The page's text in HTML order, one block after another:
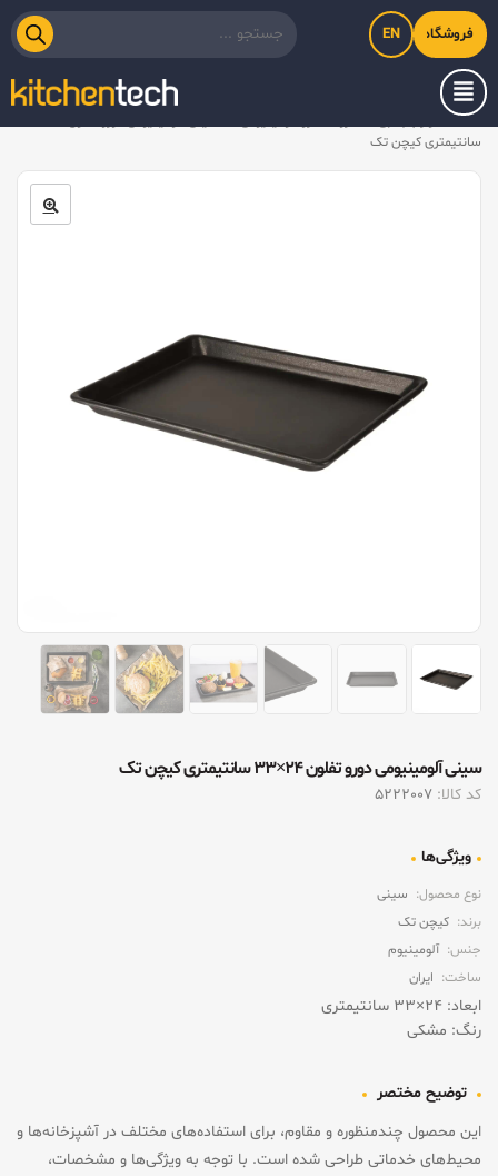
فروشگاه اینترنتی کیت‌لاین
EN
خانه
سانتیمتری کیچن تک
سینی آلومینیومی دورو تفلون ۲۴×۳۳ سانتیمتری کیچن تک
این محصول چندمنظوره و مقاوم، برای استفاده‌های مختلف در آشپزخانه‌ها و
محیط‌های خدماتی طراحی شده است. با توجه به ویژگی‌ها و مشخصات،
کد کالا: 5222007
ویژگی‌ها
نوع محصول: سینی
برند: کیچن تک
جنس: آلومینیوم
ساخت: ایران
ابعاد: ۲۴×۳۳ سانتیمتری
رنگ: مشکی
توضیح مختصر